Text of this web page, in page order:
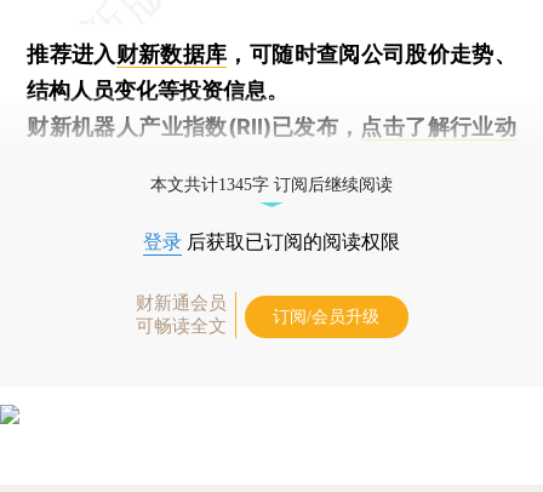
推荐进入财新数据库 ，可随时查阅公司股价走势、
结构人员变化等投资信息。
财新机器人产业指数(RII)已发布， 点击了解行业动
本文共计1345字 订阅后继续阅读
登录 后获取已订阅的阅读权限
财新通会员
可畅读全文
订阅/会员升级